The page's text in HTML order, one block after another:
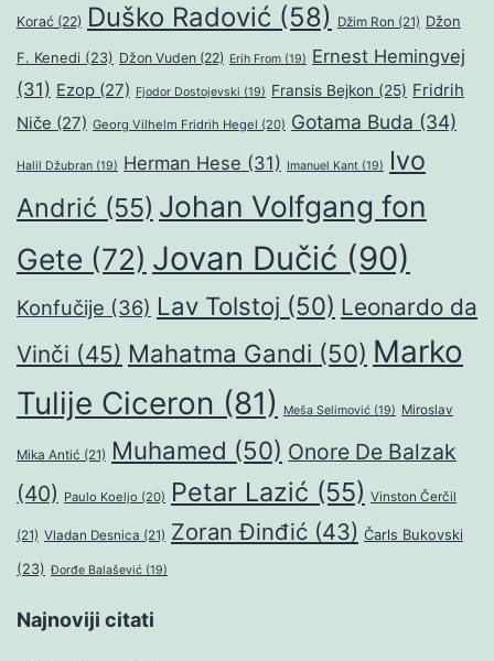
Korać (22) Duško Radović (58) Džim Ron (21) Džon
F. Kenedi (23) Džon Vuden (22) Erih From (19) Ernest Hemingvej
(31) Ezop (27) Fjodor Dostojevski (19) Fransis Bejkon (25) Fridrih
Niče (27) Georg Vilhelm Fridrih Hegel (20) Gotama Buda (34)
Halil Džubran (19) Herman Hese (31) Imanuel Kant (19)
Ivo
Andrić (55) Johan Volfgang fon
Gete (72) Jovan Dučić (90)
Konfučije (36) Lav Tolstoj (50) Leonardo da
Vinči (45) Mahatma Gandi (50) Marko
Tulije Ciceron (81) Meša Selimović (19) Miroslav
Mika Antić (21) Muhamed (50) Onore De Balzak
(40) Paulo Koeljo (20) Petar Lazić (55) Vinston Čerčil
(21) Vladan Desnica (21) Zoran Đinđić (43) Čarls Bukovski
(23) Đorđe Balašević (19)
Najnoviji citati